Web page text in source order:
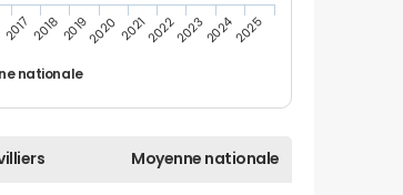
nationale
2017 20182019202020212022202320242025
Moyenne nationale